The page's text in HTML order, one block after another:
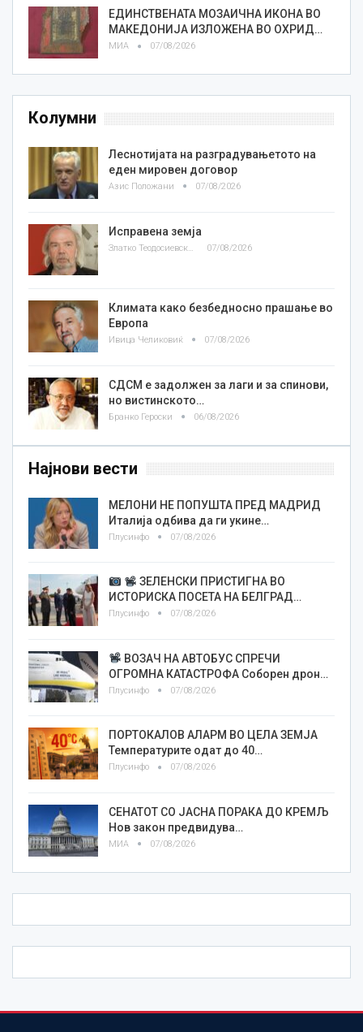
ЕДИНСТВЕНАТА МОЗАИЧНА ИКОНА ВО
МАКЕДОНИЈА ИЗЛОЖЕНА ВО ОХРИД…
МИА 07/08/2026
Колумни
Леснотијата на разградувањетото на
еден мировен договор
Азис Положани 07/08/2026
Исправена земја
Златко Теодосиевски 07/08/2026
Климата како безбедносно прашање во
Европа
Ивица Челиковиќ 07/08/2026
СДСМ е задолжен за лаги и за спинови,
но вистинското…
Бранко Героски 06/08/2026
Најнови вести
МЕЛОНИ НЕ ПОПУШТА ПРЕД МАДРИД
Италија одбива да ги укине…
Плусинфо 07/08/2026
ЗЕЛЕНСКИ ПРИСТИГНА ВО
ИСТОРИСКА ПОСЕТА НА БЕЛГРАД…
Плусинфо 07/08/2026
ВОЗАЧ НА АВТОБУС СПРЕЧИ
ОГРОМНА КАТАСТРОФА Соборен дрон…
Плусинфо 07/08/2026
ПОРТОКАЛОВ АЛАРМ ВО ЦЕЛА ЗЕМЈА
Температурите одат до 40…
Плусинфо 07/08/2026
СЕНАТОТ СО ЈАСНА ПОРАКА ДО КРЕМЉ
Нов закон предвидува…
МИА 07/08/2026